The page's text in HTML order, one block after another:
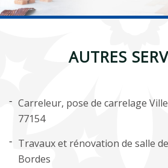
AUTRES
Carreleur, pose de carrelage
77154
Travaux et rénovation de salle
Bordes